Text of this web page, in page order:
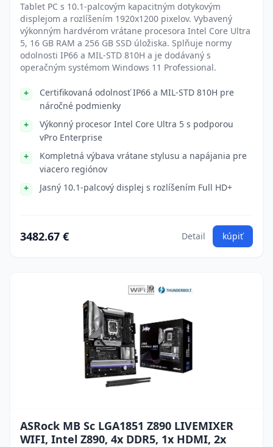
Tablet PC s 10.1-palcovým kapacitným dotykovým
displejom a rozlíšením 1920x1200 pixelov. Vybavený
výkonným hardvérom vrátane procesora Intel Core Ultra
5, 16 GB RAM a 256 GB SSD úložiska. Splňuje normy
odolnosti IP66 a MIL-STD 810H a je dodávaný s
operačným systémom Windows 11 Professional.
Certifikovaná odolnosť IP66 a MIL-STD 810H pre
náročné podmienky
Výkonný procesor Intel Core Ultra 5 s podporou
vPro Enterprise
Kompletná výbava vrátane stylusu a napájania pre
viacero regiónov
Jasný 10.1-palcový displej s rozlíšením Full HD+
3482.67 € Detail kúpiť
ASRock MB Sc LGA1851 Z890 LIVEMIXER
WIFI, Intel Z890, 4x DDR5, 1x HDMI, 2x